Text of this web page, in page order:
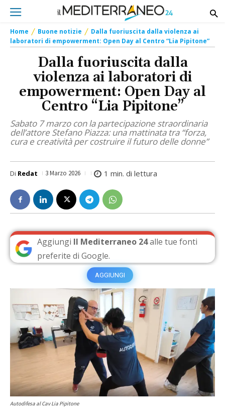
Home Buone notizie
Dalla fuoriuscita dalla violenza ai
laboratori di empowerment: Open Day al Centro “Lia Pipitone”
Dalla fuoriuscita dalla
violenza ai laboratori di
empowerment: Open Day al
Centro “Lia Pipitone”
Sabato 7 marzo con la partecipazione straordinaria
dell’attore Stefano Piazza: una mattinata tra “forza,
cura e creatività per costruire il futuro delle donne”
Di Redat 3 Marzo 2026 1 min. di lettura
Aggiungi Il Mediterraneo 24alle tue fonti
preferite di Google.
AGGIUNGI
Autodifesa al Cav Lia Pipitone